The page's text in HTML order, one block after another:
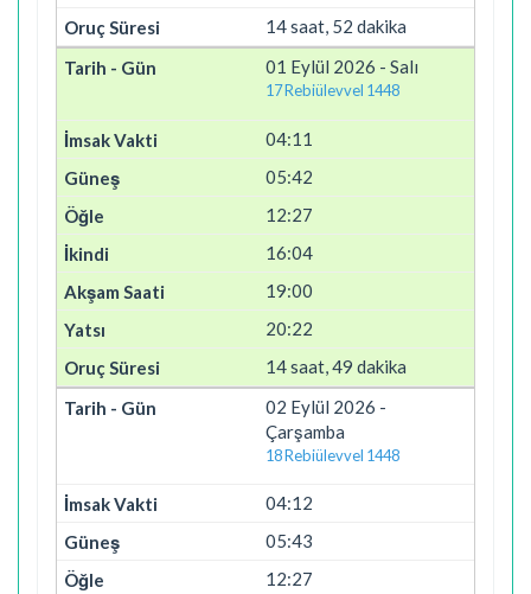
14 saat, 52 dakika
01 Eylül 2026 - Salı
17 Rebiülevvel 1448
04:11
05:42
12:27
16:04
19:00
20:22
14 saat, 49 dakika
02 Eylül 2026 -
Çarşamba
18 Rebiülevvel 1448
04:12
05:43
12:27